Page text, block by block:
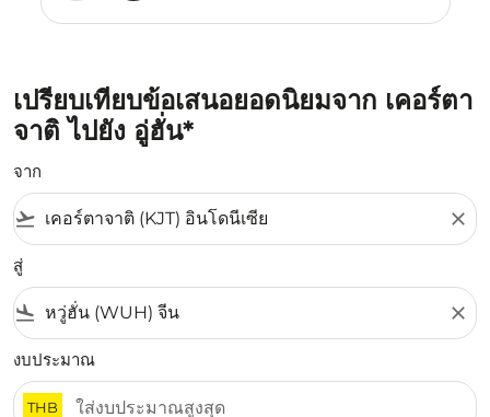
เปรียบเทียบข้อเสนอยอดนิยมจาก เคอร์ตา
จาติ ไปยัง อู่ฮั่น*
จาก
flight_takeoff close
สู่
flight_land close
งบประมาณ
THB